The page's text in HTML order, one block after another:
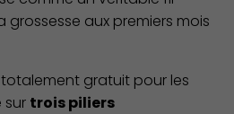
Charentonaux premiers mois
gratuit pour les
sur trois piliers